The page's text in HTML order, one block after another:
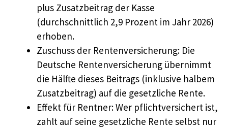
plus Zusatzbeitrag der Kasse
(durchschnittlich 2,9 Prozent im Jahr 2026)
erhoben.
Zuschuss der Rentenversicherung: Die
Deutsche Rentenversicherung übernimmt
die Hälfte dieses Beitrags (inklusive halbem
Zusatzbeitrag) auf die gesetzliche Rente.
Effekt für Rentner: Wer pflichtversichert ist,
zahlt auf seine gesetzliche Rente selbst nur